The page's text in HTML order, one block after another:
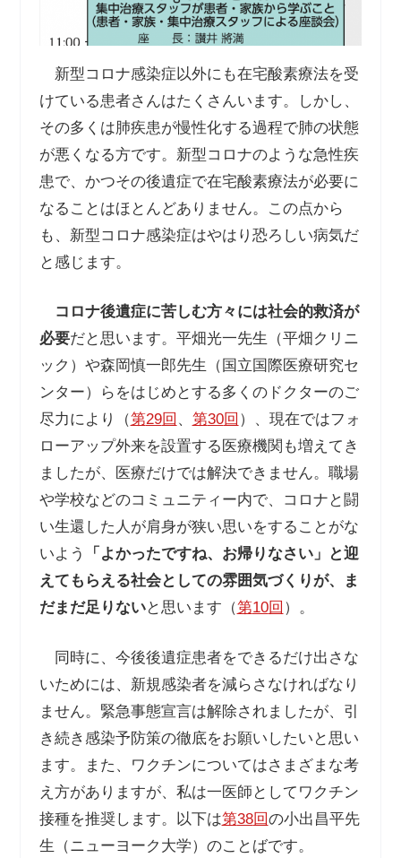
新型コロナ感染症以外にも在宅酸素療法を受
けている患者さんはたくさんいます。しかし、
その多くは肺疾患が慢性化する過程で肺の状態
が悪くなる方です。新型コロナのような急性疾
患で、かつその後遺症で在宅酸素療法が必要に
なることはほとんどありません。この点から
も、新型コロナ感染症はやはり恐ろしい病気だ
と感じます。
コロナ後遺症に苦しむ方々には社会的救済が
必要だと思います。平畑光一先生（平畑クリニ
ック）や森岡慎一郎先生（国立国際医療研究セ
ンター）らをはじめとする多くのドクターのご
尽力により（第29回 、 第30回 ）、現在ではフォ
ローアップ外来を設置する医療機関も増えてき
ましたが、医療だけでは解決できません。職場
や学校などのコミュニティー内で、コロナと闘
い生還した人が肩身が狭い思いをすることがな
いよう
「よかったですね、お帰りなさい」と迎
えてもらえる社会としての雰囲気づくりが、ま
だまだ足りないと思います（第10回 ）。
同時に、今後後遺症患者をできるだけ出さな
いためには、新規感染者を減らさなければなり
ません。緊急事態宣言は解除されましたが、引
き続き感染予防策の徹底をお願いしたいと思い
ます。また、ワクチンについてはさまざまな考
え方がありますが、私は一医師としてワクチン
接種を推奨します。以下は第38回の小出昌平先
生（ニューヨーク大学）のことばです。